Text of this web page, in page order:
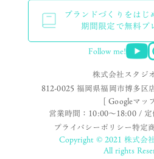
ブランドづくりをはじ
期間限定で無料プ
Follow me!
株式会社スタジ
812-0025 福岡県福岡市博多区
[ Googleマッ
営業時間：10:00〜18:00 /
プライバシーポリシー特定
Copyright © 2021 株式会
All rights